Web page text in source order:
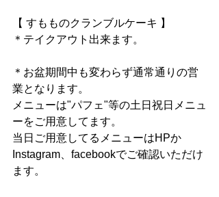
【 すもものクランブルケーキ 】
＊テイクアウト出来ます。
＊お盆期間中も変わらず通常通りの営
業となります。
メニューは"パフェ"等の土日祝日メニュ
ーをご用意してます。
当日ご用意してるメニューはHPか
Instagram、facebookでご確認いただけ
ます。